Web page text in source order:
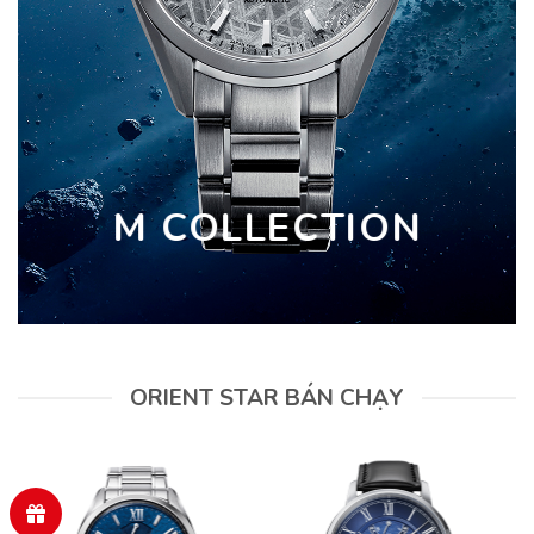
M COLLECTION
ORIENT STAR BÁN CHẠY